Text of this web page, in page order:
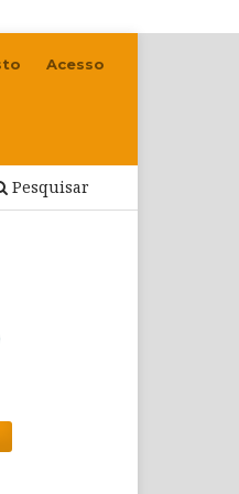
Pesquisar
Acesso